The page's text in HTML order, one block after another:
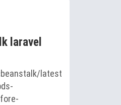
laravel
latest